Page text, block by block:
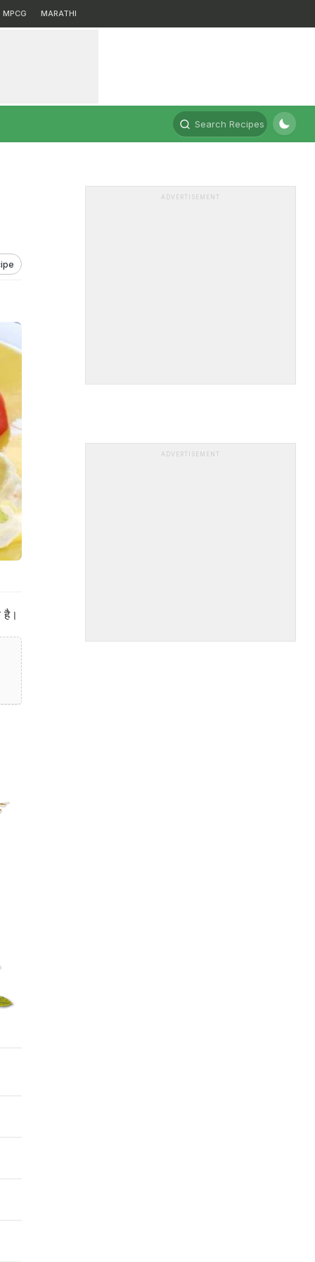
MPCG MARATHI
Search Recipes
है।
ADVERTISEMENT
ADVERTISEMENT